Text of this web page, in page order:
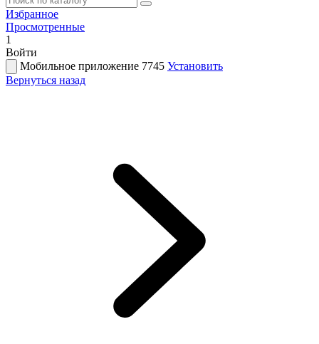
Избранное
Просмотренные
1
Войти
Мобильное приложение 7745 Установить
Вернуться назад